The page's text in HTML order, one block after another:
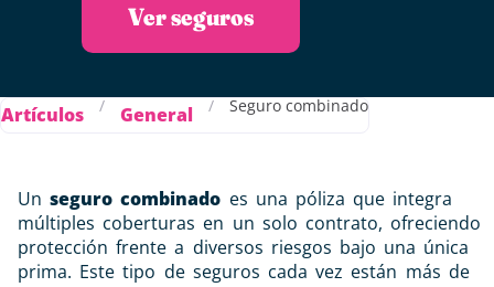
Ver seguros
Artículos / General / Seguro combinado
Unseguro combinado es una póliza que integra
múltiples coberturas en un solo contrato, ofreciendo
protección frente a diversos riesgos bajo una única
prima. Este tipo de seguros cada vez están más de